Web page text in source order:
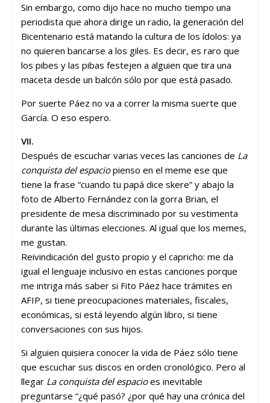
Sin embargo, como dijo hace no mucho tiempo una
periodista que ahora dirige un radio, la generación del
Bicentenario está matando la cultura de los ídolos: ya
no quieren bancarse a los giles. Es decir, es raro que
los pibes y las pibas festejen a alguien que tira una
maceta desde un balcón sólo por que está pasado.
Por suerte Páez no va a correr la misma suerte que
García. O eso espero.
VII.
Después de escuchar varias veces las canciones de La
conquista del espaciopienso en el meme ese que
tiene la frase “cuando tu papá dice skere” y abajo la
foto de Alberto Fernández con la gorra Brian, el
presidente de mesa discriminado por su vestimenta
durante las últimas elecciones. Al igual que los memes,
me gustan.
Reivindicación del gusto propio y el capricho: me da
igual el lenguaje inclusivo en estas canciones porque
me intriga más saber si Fito Páez hace trámites en
AFIP, si tiene preocupaciones materiales, fiscales,
económicas, si está leyendo algún libro, si tiene
conversaciones con sus hijos.
Si alguien quisiera conocer la vida de Páez sólo tiene
que escuchar sus discos en orden cronológico. Pero al
llegar La conquista del espacioes inevitable
preguntarse “¿qué pasó? ¿por qué hay una crónica del